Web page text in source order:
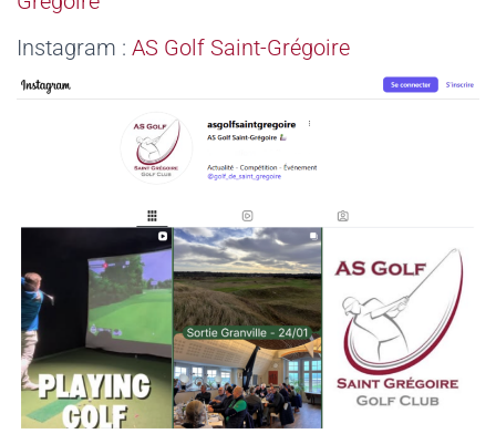
Instagram : AS Golf Saint-Grégoire